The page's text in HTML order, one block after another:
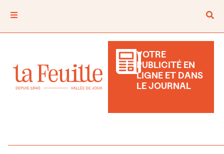
VOTRE
PUBLICITÉ EN
LIGNE ET DANS
LE JOURNAL